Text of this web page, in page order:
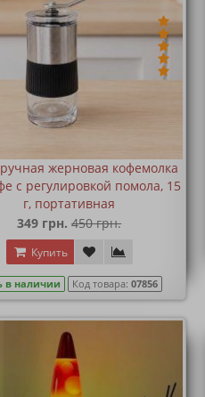
жерновая кофемолка
с регулировкой помола, 15
г, портативная
349 грн. 450 грн.
Купить
в наличии Код товара:07856